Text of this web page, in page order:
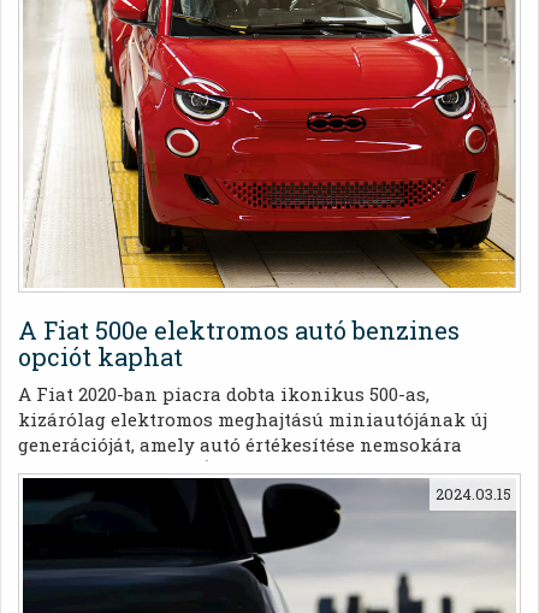
A Fiat 500e elektromos autó benzines
opciót kaphat
A Fiat 2020-ban piacra dobta ikonikus 500-as,
kizárólag elektromos meghajtású miniautójának új
generációját, amely autó értékesítése nemsokára
elindul az Egyesült Államokban is.
2024.03.15